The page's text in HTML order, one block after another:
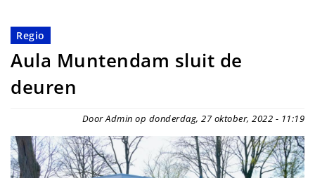
Regio
Aula Muntendam sluit de
deuren
Door Admin op donderdag, 27 oktober, 2022 - 11:19